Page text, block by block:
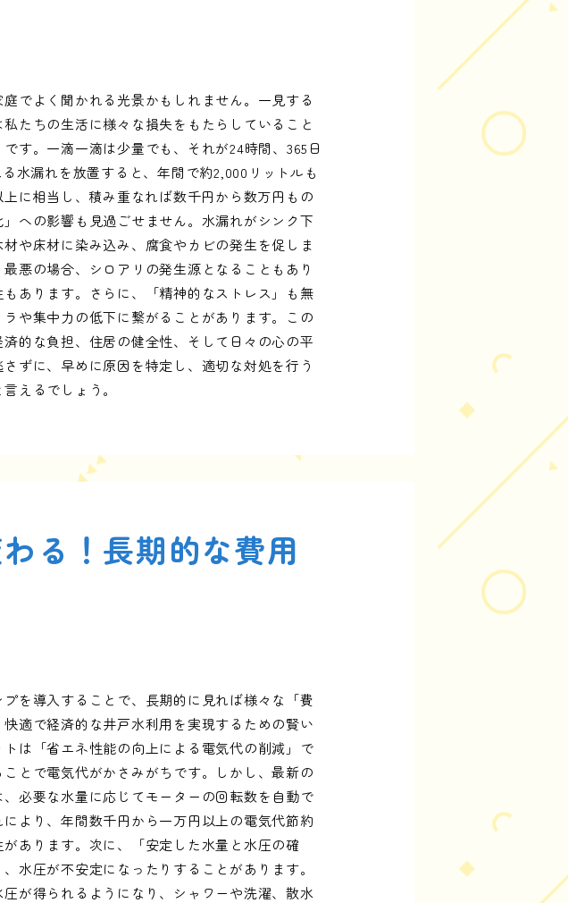
でよく聞かれる光景かもしれません。一見する
たちの生活に様々な損失をもたらしていること
す。一滴一滴は少量でも、それが24時間、365日
水漏れを放置すると、年間で約2,000リットルも
に相当し、積み重なれば数千円から数万円もの
への影響も見過ごせません。水漏れがシンク下
や床材に染み込み、腐食やカビの発生を促しま
悪の場合、シロアリの発生源となることもあり
あります。さらに、「精神的なストレス」も無
や集中力の低下に繋がることがあります。この
的な負担、住居の健全性、そして日々の心の平
ずに、早めに原因を特定し、適切な対処を行う
えるでしょう。
る！長期的な費用
を導入することで、長期的に見れば様々な「費
適で経済的な井戸水利用を実現するための賢い
は「省エネ性能の向上による電気代の削減」で
とで電気代がかさみがちです。しかし、最新の
必要な水量に応じてモーターの回転数を自動で
より、年間数千円から一万円以上の電気代節約
あります。次に、「安定した水量と水圧の確
水圧が不安定になったりすることがあります。
が得られるようになり、シャワーや洗濯、散水